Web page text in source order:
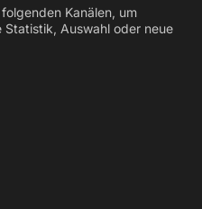
Kanälen, um
Statistik, Auswahl oder neue